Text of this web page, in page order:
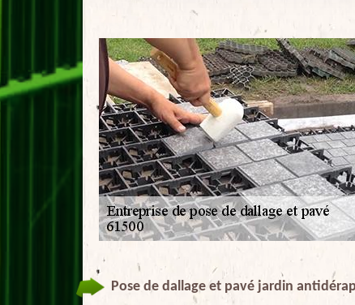
Pose de dallage et pavé jardin